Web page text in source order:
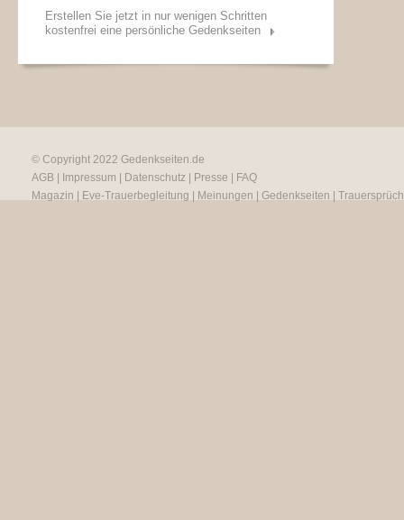
Erstellen Sie jetzt in nur wenigen Schritten
kostenfrei eine persönliche Gedenkseiten
© Copyright 2022 Gedenkseiten.de
AGB
Impressum Datenschutz Presse
FAQ
Magazin
Eve-Trauerbegleitung Meinungen Gedenkseiten